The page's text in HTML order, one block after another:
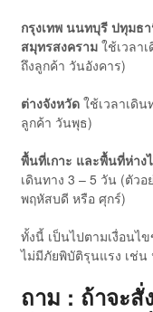
กรุงเทพ นนทบุรี ปทุมธ
สมุทรสงครามใช้เวลา
ถึงลูกค้า วันอังคาร)
ต่างจังหวัดใช้เวลาเดิน
ลูกค้า วันพุธ)
พื้นที่เกาะ และพื้นที่ห่าง
เดินทาง 3 – 5 วัน (ตัว
พฤหัสบดี หรือ ศุกร์)
ทั้งนี้ เป็นไปตามเงื่อน
ไม่มีภัยพิบัติรุนแรง เช่น
ถาม : ถ้าจะสั่